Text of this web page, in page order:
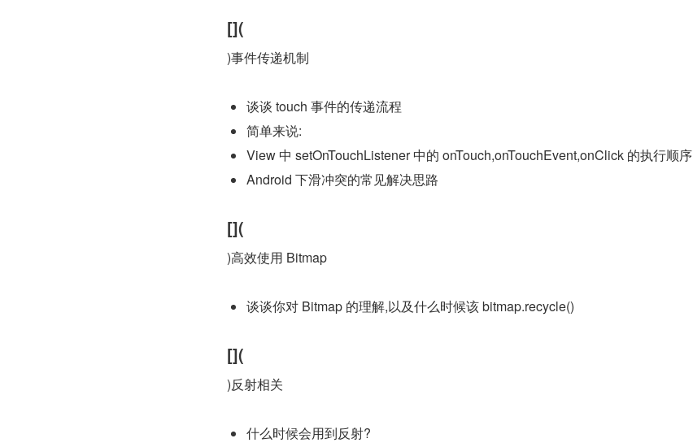
[](
)事件传递机制
谈谈 touch 事件的传递流程
简单来说:
View 中 setOnTouchListener 中的 onTouch,onTouchEvent,onClick 的执行顺序
Android 下滑冲突的常见解决思路
[](
)高效使用 Bitmap
谈谈你对 Bitmap 的理解,以及什么时候该 bitmap.recycle()
[](
)反射相关
什么时候会用到反射?